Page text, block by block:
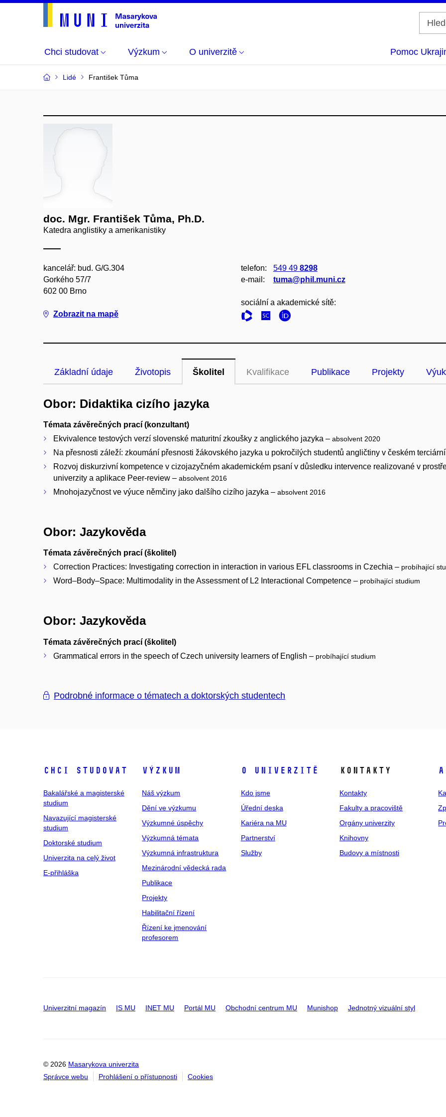
Chci studovat Výzkum O univerzitě Pomoc
Lidé František Tůma
doc. Mgr. František Tůma, Ph.D.
Katedra anglistiky a amerikanistiky
kancelář: bud. G/G.304
Gorkého 57/7
602 00 Brno
Zobrazit na mapě
telefon: 549 49 8298
e‑mail:
tuma@phil.muni.cz
sociální a akademické sítě:
Základní údaje Životopis Školitel Kvalifikace Publikace Projekty
Obor: Didaktika cizího jazyka
Témata závěrečných prací (konzultant)
Ekvivalence testových verzí slovenské maturitní zkoušky z anglického jazyka – absolvent 2020
Na přesnosti záleží: zkoumání přesnosti žákovského jazyka u pokročilých studentů angličtiny v českém
Rozvoj diskurzivní kompetence v cizojazyčném akademickém psaní v důsledku intervence realizované v
univerzity a aplikace Peer-review – absolvent 2016
Mnohojazyčnost ve výuce němčiny jako dalšího cizího jazyka – absolvent 2016
Obor: Jazykověda
Témata závěrečných prací (školitel)
Correction Practices: Investigating correction in interaction in various EFL classrooms in Czechia – probíhající
Word–Body–Space: Multimodality in the Assessment of L2 Interactional Competence – probíhající studium
Obor: Jazykověda
Témata závěrečných prací (školitel)
Grammatical errors in the speech of Czech university learners of English – probíhající studium
Podrobné informace o tématech a doktorských studentech
Chci studovat
Bakalářské a magisterské
studium
Navazující magisterské
studium
Doktorské studium
Univerzita na celý život
E-přihláška
Výzkum
Náš výzkum
Dění ve výzkumu
Výzkumné úspěchy
Výzkumná témata
Výzkumná infrastruktura
Mezinárodní vědecká rada
Publikace
Projekty
Habilitační řízení
Řízení ke jmenování
profesorem
O univerzitě
Kdo jsme
Úřední deska
Kariéra na MU
Partnerství
Služby
Kontakty
Kontakty
Fakulty a pracoviště
Orgány univerzity
Knihovny
Budovy a místnosti
Univerzitní magazín IS MU INET MU Portál MU Obchodní centrum MU Munishop Jednotný vizuální styl
© 2026 Masarykova univerzita
Správce webu
Prohlášení o přístupnosti Cookies